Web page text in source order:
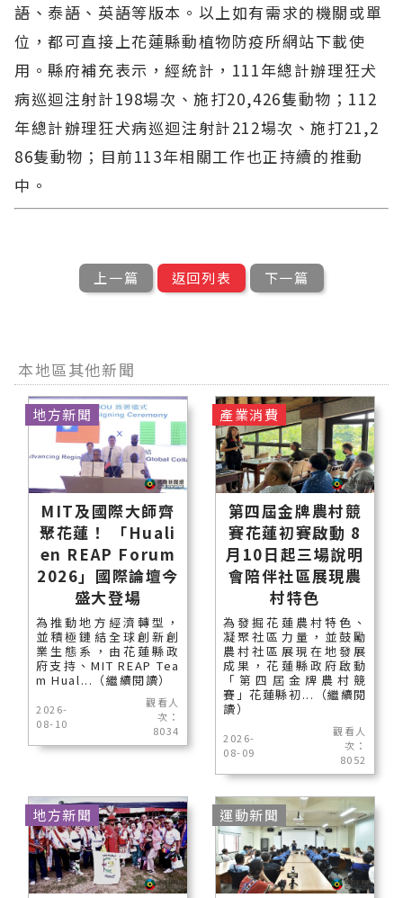
語、泰語、英語等版本。以上如有需求的機關或單
位，都可直接上花蓮縣動植物防疫所網站下載使
用。縣府補充表示，經統計，111年總計辦理狂犬
病巡迴注射計198場次、施打20,426隻動物；112
年總計辦理狂犬病巡迴注射計212場次、施打21,2
86隻動物；目前113年相關工作也正持續的推動
中。
上一篇 返回列表 下一篇
本地區其他新聞
MIT及國際大師齊
聚花蓮！ 「Huali
en REAP Forum
2026」國際論壇今
盛大登場
為推動地方經濟轉型，
並積極鏈結全球創新創
業生態系，由花蓮縣政
府支持、MIT REAP Tea
m Hual...（繼續閱讀）
2026-
08-10
觀看人
次：
8034
地方新聞
第四屆金牌農村競
賽花蓮初賽啟動 8
月10日起三場說明
會陪伴社區展現農
村特色
為發掘花蓮農村特色、
凝聚社區力量，並鼓勵
農村社區展現在地發展
成果，花蓮縣政府啟動
「第四屆金牌農村競
賽」花蓮縣初...（繼續閱
讀）
2026-
08-09
觀看人
次：
8052
產業消費
地方新聞 運動新聞